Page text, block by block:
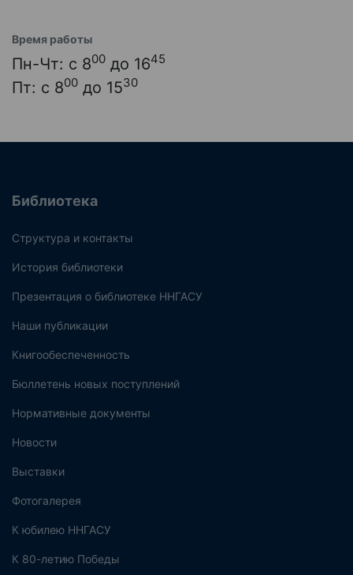
Время работы
Пн-Чт: с 800 до 1645
Пт: с 800 до 1530
Библиотека
Структура и контакты
История библиотеки
Презентация о библиотеке ННГАСУ
Наши публикации
Книгообеспеченность
Бюллетень новых поступлений
Нормативные документы
Новости
Выставки
Фотогалерея
К юбилею ННГАСУ
К 80-летию Победы